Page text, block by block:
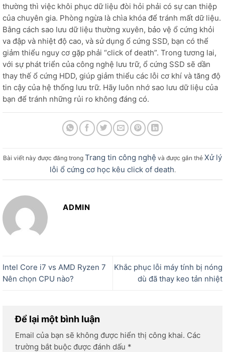
thường thì việc khôi phục dữ liệu đòi hỏi phải có sự can thiệp
của chuyên gia. Phòng ngừa là chìa khóa để tránh mất dữ liệu.
Bằng cách sao lưu dữ liệu thường xuyên, bảo vệ ổ cứng khỏi
va đập và nhiệt độ cao, và sử dụng ổ cứng SSD, bạn có thể
giảm thiểu nguy cơ gặp phải “click of death”. Trong tương lai,
với sự phát triển của công nghệ lưu trữ, ổ cứng SSD sẽ dần
thay thế ổ cứng HDD, giúp giảm thiểu các lỗi cơ khí và tăng độ
tin cậy của hệ thống lưu trữ. Hãy luôn nhớ sao lưu dữ liệu của
bạn để tránh những rủi ro không đáng có.
Bài viết này được đăng trong Trang tin công nghệ và được gắn thẻ Xử lý
lỗi ổ cứng cơ học kêu click of death.
ADMIN
Intel Core i7 vs AMD Ryzen 7
Nên chọn CPU nào?
Khắc phục lỗi máy tính bị nóng
dù đã thay keo tản nhiệt
Để lại một bình luận
Email của bạn sẽ không được hiển thị công khai. Các
trường bắt buộc được đánh dấu *